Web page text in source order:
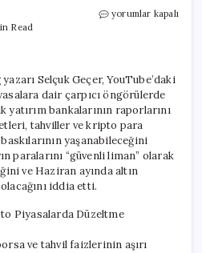
Read
Selçuk
Büyük
Sermaye
Kaçışı
Bekleniyor
için
yorumlar kapalı
Selçuk Geçer, YouTube’daki
dair çarpıcı öngörülerde
yatırım bankalarının raporlarını
tahviller ve kripto para
yaşanabileceğini
paralarını “güvenli liman” olarak
ve Haziran ayında altın
iddia etti.
Piyasalarda Düzeltme
ve tahvil faizlerinin aşırı